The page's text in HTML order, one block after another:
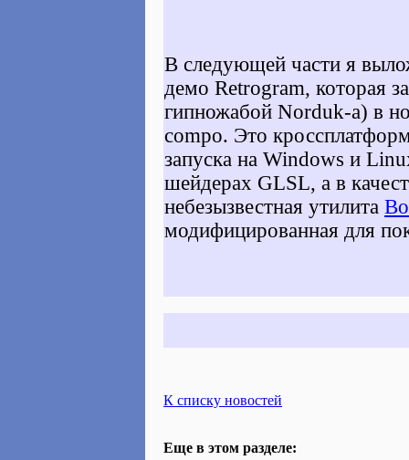
В следующей части я
демо Retrogram, которая
гипножабой Norduk-а) в
compo. Это
запуска на Windows и
шейдерах GLSL, а в
небезызвестная утилита
модифицированная для
К списку новостей
Еще в этом разделе: